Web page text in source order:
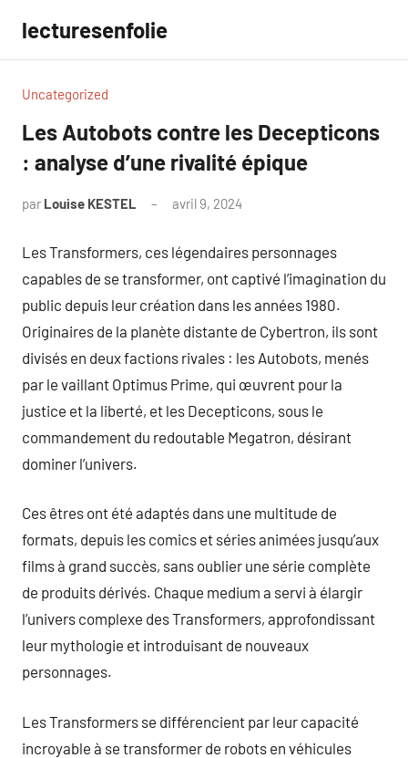
contenu
lecturesenfolie
Uncategorized
Les Autobots contre les Decepticons
: analyse d’une rivalité épique
par Louise KESTEL avril 9, 2024
Les Transformers, ces légendaires personnages
capables de se transformer, ont captivé l’imagination du
public depuis leur création dans les années 1980.
Originaires de la planète distante de Cybertron, ils sont
divisés en deux factions rivales : les Autobots, menés
par le vaillant Optimus Prime, qui œuvrent pour la
justice et la liberté, et les Decepticons, sous le
commandement du redoutable Megatron, désirant
dominer l’univers.
Ces êtres ont été adaptés dans une multitude de
formats, depuis les comics et séries animées jusqu’aux
films à grand succès, sans oublier une série complète
de produits dérivés. Chaque medium a servi à élargir
l’univers complexe des Transformers, approfondissant
leur mythologie et introduisant de nouveaux
personnages.
Les Transformers se différencient par leur capacité
incroyable à se transformer de robots en véhicules